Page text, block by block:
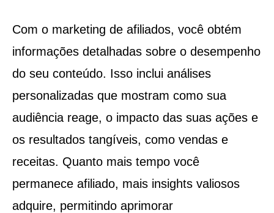
Com o marketing de afiliados, você obtém
informações detalhadas sobre o desempenho
do seu conteúdo. Isso inclui análises
personalizadas que mostram como sua
audiência reage, o impacto das suas ações e
os resultados tangíveis, como vendas e
receitas. Quanto mais tempo você
permanece afiliado, mais insights valiosos
adquire, permitindo aprimorar